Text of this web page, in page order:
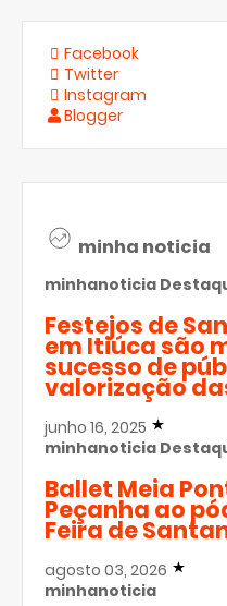
Facebook
Twitter
Instagram
Blogger
minha noticia
minhanoticia
Festejos de
em Itiúca são
sucesso de
valorização
junho 16, 2025
minhanoticia
Ballet Meia
Peçanha ao
Feira de
agosto 03, 2026
minhanoticia